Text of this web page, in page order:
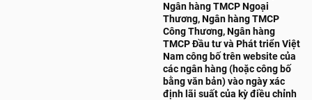
Ngân hàng TMCP Ngoại
Thương, Ngân hàng TMCP
Công Thương, Ngân hàng
TMCP Đầu tư và Phát triển Việt
Nam công bố trên website của
các ngân hàng (hoặc công bố
bằng văn bản) vào ngày xác
định lãi suất của kỳ điều chỉnh